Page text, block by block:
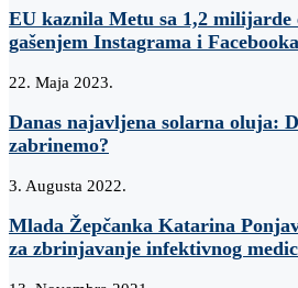
EU kaznila Metu sa 1,2
gašenjem Instagrama i
22. Maja 2023.
Danas najavljena solarna oluja:
zabrinemo?
3. Augusta 2022.
Mlada Žepčanka Katarina
za zbrinjavanje infektivnog